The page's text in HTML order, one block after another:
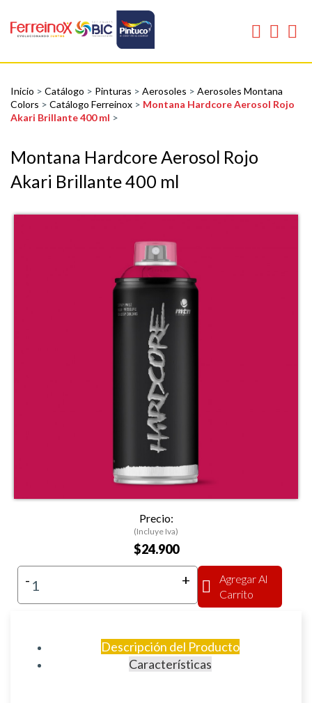
Inicio > Catálogo > Pinturas > Aerosoles > Aerosoles Montana
Colors > Catálogo Ferreinox > Montana Hardcore Aerosol Rojo
Akari Brillante 400 ml >
Montana Hardcore Aerosol Rojo
Akari Brillante 400 ml
Precio:
(Incluye Iva)
$24.900
- +
Agregar Al
Carrito
Descripción del Producto
Características